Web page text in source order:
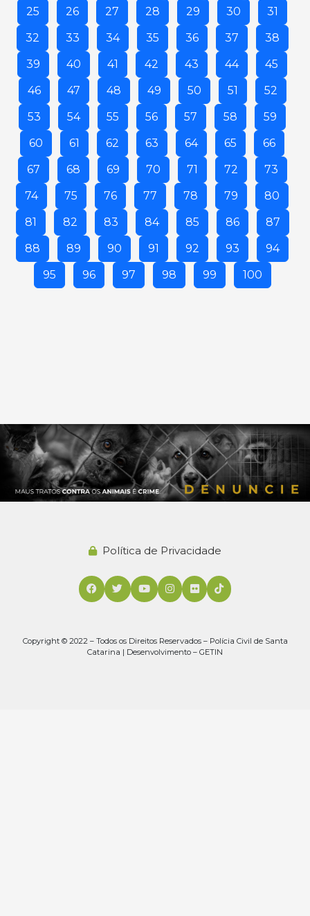
25
26 27 28 29 30
31
32
33 34 35 36 37
38
39
40 41 42 43 44
45
46
47 48 49 50 51
52
53
54 55 56 57 58
59
60
61 62 63 64 65
66
67
68 69 70 71 72
73
74
75 76 77 78 79
80
81
82 83 84 85 86
87
88
89 90 91 92 93
94
95
96 97 98 99 100
Política de Privacidade
Copyright © 2022 – Todos os Direitos Reservados – Polícia Civil de Santa
Catarina | Desenvolvimento – GETIN